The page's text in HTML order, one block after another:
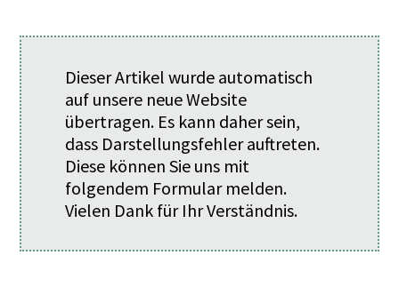
Dieser Artikel wurde automatisch
auf unsere neue Website
übertragen. Es kann daher sein,
dass Darstellungsfehler auftreten.
Diese können Sie uns mit
folgendem Formularmelden.
Vielen Dank für Ihr Verständnis.